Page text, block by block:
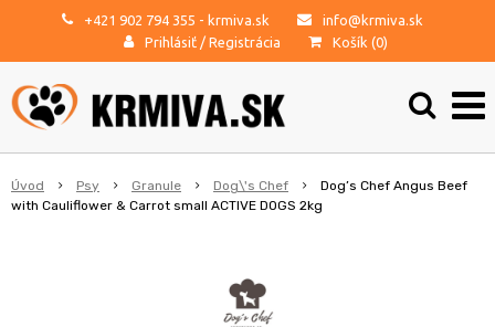
+421 902 794 355 - krmiva.sk
info@krmiva.sk
Prihlásiť / Registrácia Košík (0)
Úvod Psy Granule Dog\'s Chef
Dog’s Chef Angus Beef
with Cauliflower & Carrot small ACTIVE DOGS 2kg